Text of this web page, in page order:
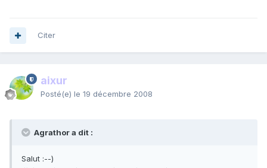
Citer
aixur
Posté(e) le 19 décembre 2008
Agrathor a dit :
Salut :--)